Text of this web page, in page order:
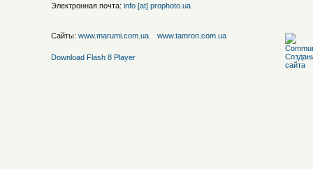
Электронная почта: info [at] prophoto.ua
Сайты: www.marumi.com.ua www.tamron.com.ua
Download Flash 8 Player